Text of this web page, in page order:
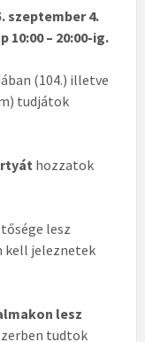
szeptember 4.
– 20:00-ig.
(104.) illetve
tudjátok
hozzatok
lesz
kell jeleznetek
lesz
tudtok